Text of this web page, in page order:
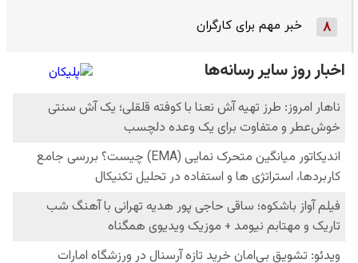
8 خبر مهم برای کارگران